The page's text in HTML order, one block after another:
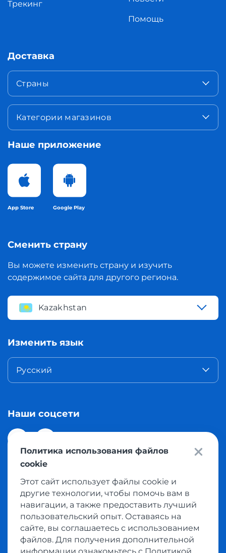
Трекинг
Помощь
Доставка
Страны
Категории магазинов
Наше приложение
App Store Google Play
Сменить страну
Вы можете изменить страну и изучить
содержимое сайта для другого региона.
Kazakhstan
Изменить язык
Русский
Наши соцсети
© 2026 Meest Shopping доставка покупок с интернет
магазинов мира в Казахстан. Все права защищены
Политика конфиденциальности
Публичная оферта
Политика использования файлов
cookie
Этот сайт использует файлы cookie и
другие технологии, чтобы помочь вам в
навигации, а также предоставить лучший
пользовательский опыт. Оставаясь на
сайте, вы соглашаетесь с использованием
файлов. Для получения дополнительной